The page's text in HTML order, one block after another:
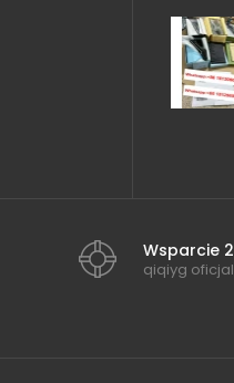
Wsparcie
qiqiyg